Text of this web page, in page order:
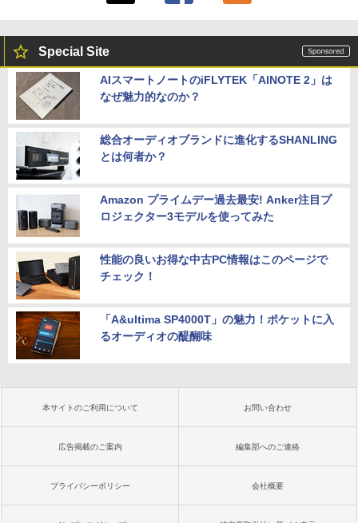
Special Site
AIスマートノートのiFLYTEK「AINOTE 2」は
なぜ魅力的なのか？
総合オーディオブランドに進化するSHANLING
とは何者か？
Amazon プライムデー過去最安! Anker注目プ
ロジェクター3モデルを使ってみた
性能の良いお得な中古PC情報はこのページで
チェック！
「A&ultima SP4000T」の魅力！ポケットに入
るオーディオの醍醐味
本サイトのご利用について お問い合わせ
広告掲載のご案内 編集部へのご連絡
プライバシーポリシー 会社概要